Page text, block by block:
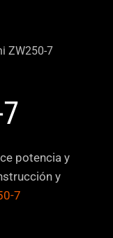
ZW250-7
potencia y
y
7